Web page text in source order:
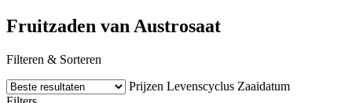
Fruitzaden van Austrosaat
Filteren & Sorteren
Prijzen Levenscyclus Zaaidatum